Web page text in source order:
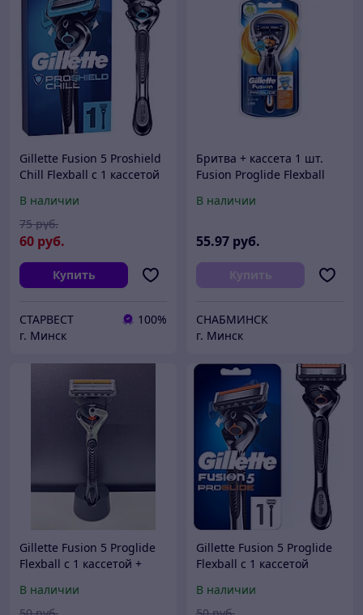
Gillette Fusion 5 Proshield
Chill Flexball с 1 кассетой
бритья мужской
В наличии
60 руб.
75 руб.
Купить
СТАРВЕСТ
100%
г. Минск
Бритва + кассета 1 шт.
Fusion Proglide Flexball
В наличии
55.97 руб.
Купить
СНАБМИНСК
г. Минск
Gillette Fusion 5 Proglide
Flexball с 1 кассетой +
УПАКОВКИ) Бритва /
В наличии
Gillette Fusion 5 Proglide
Flexball с 1 кассетой
бритья мужской
В наличии